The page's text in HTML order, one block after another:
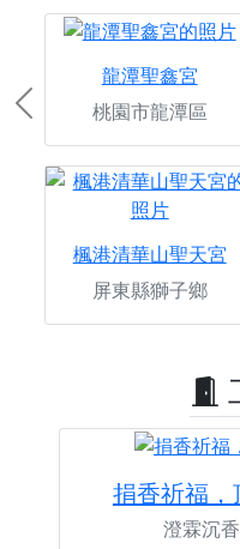
龍潭聖鑫宮
桃園市龍潭區
楓港清華山聖天宮
屏東縣獅子鄉
Previous
捐香祈福
澄霖沉